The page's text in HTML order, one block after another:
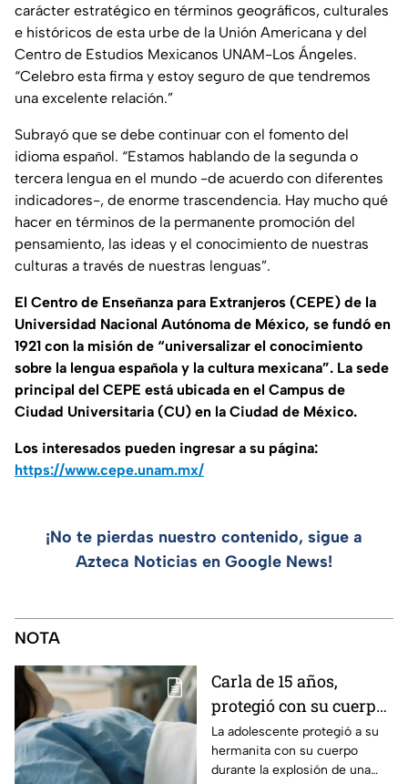
carácter estratégico en términos geográficos, culturales
e históricos de esta urbe de la Unión Americana y del
Centro de Estudios Mexicanos UNAM-Los Ángeles.
“Celebro esta firma y estoy seguro de que tendremos
una excelente relación.”
Subrayó que se debe continuar con el fomento del
idioma español. “Estamos hablando de la segunda o
tercera lengua en el mundo -de acuerdo con diferentes
indicadores-, de enorme trascendencia. Hay mucho qué
hacer en términos de la permanente promoción del
pensamiento, las ideas y el conocimiento de nuestras
culturas a través de nuestras lenguas”.
El Centro de Enseñanza para Extranjeros (CEPE) de la
Universidad Nacional Autónoma de México, se fundó en
1921 con la misión de “universalizar el conocimiento
sobre la lengua española y la cultura mexicana”. La sede
principal del CEPE está ubicada en el Campus de
Ciudad Universitaria (CU) en la Ciudad de México.
Los interesados pueden ingresar a su página:
https://www.cepe.unam.mx/
¡No te pierdas nuestro contenido, sigue a
Azteca Noticias en Google News!
NOTA
Carla de 15 años,
protegió con su cuerpo
a su hermanita de 4
durante la explosión de
una pipa de gas en
La adolescente protegió a su
hermanita con su cuerpo
durante la explosión de una